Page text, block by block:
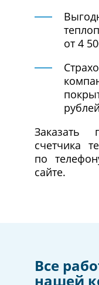
от 4
Заказать
счетчика
по
сайте.
Все
нашей